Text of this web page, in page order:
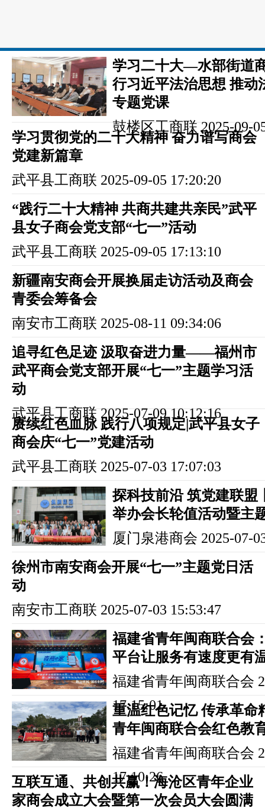
学习二十大—水部街道
行习近平法治思想 推动
专题党课
鼓楼区工商联 2025-09-
学习贯彻党的二十大精神 奋力谱写商会
党建新篇章
武平县工商联 2025-09-05 17:20:20
“践行二十大精神 共商共建共亲民”武平
县女子商会党支部“七一”活动
武平县工商联 2025-09-05 17:13:10
新疆南安商会开展换届走访活动及商会
青委会筹备会
南安市工商联 2025-08-11 09:34:06
追寻红色足迹 汲取奋进力量——福州市
武平商会党支部开展“七一”主题学习活
动
武平县工商联 2025-07-09 10:12:16
赓续红色血脉 践行八项规定|武平县女子
商会庆“七一”党建活动
武平县工商联 2025-07-03 17:07:03
探科技前沿 筑党建联盟
举办会长轮值活动暨主
厦门泉港商会 2025-07-
徐州市南安商会开展“七一”主题党日活
动
南安市工商联 2025-07-03 15:53:47
福建省青年闽商联合会
平台让服务有速度更有
福建省青年闽商联合会
17:15:01
重温红色记忆 传承革
青年闽商联合会红色教
福建省青年闽商联合会
17:10:26
互联互通、共创共赢！海沧区青年企业
家商会成立大会暨第一次会员大会圆满